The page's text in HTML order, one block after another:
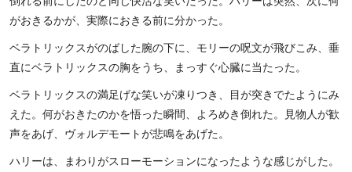
がおきるかが、実際におきる前に分かった。
ベラトリックスがのばした腕の下に、モリーの呪文が飛びこみ、垂
直にベラトリックスの胸をうち、まっすぐ心臓に当たった。
ベラトリックスの満足げな笑いが凍りつき、目が突きでたようにみ
えた。何がおきたのかを悟った瞬間、よろめき倒れた。見物人が歓
声をあげ、ヴォルデモートが悲鳴をあげた。
ハリーは、まわりがスローモーションになったような感じがした。